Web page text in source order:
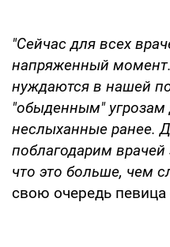
"Сейчас для всех
напряженный
нуждаются в нашей
"обыденным"
неслыханные ранее.
поблагодарим
что это больше, чем
свою очередь певица